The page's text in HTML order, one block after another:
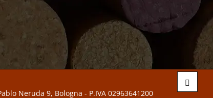
Neruda 9, Bologna - P.IVA 02963641200